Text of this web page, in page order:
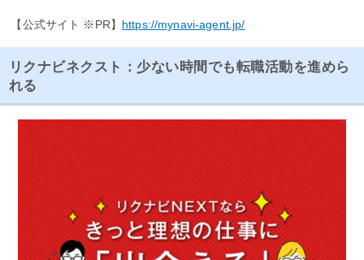
【公式サイト ※PR】 https://mynavi-agent.jp/
リクナビネクスト：少ない時間でも転職活動を進めら
れる